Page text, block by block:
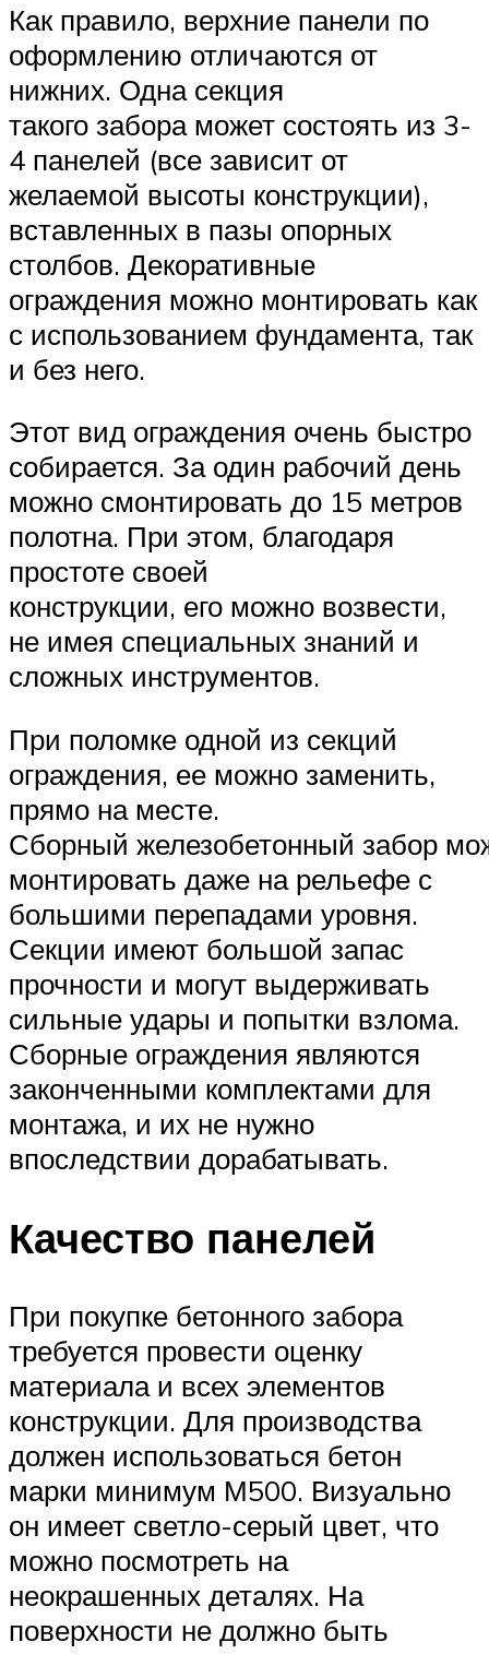
Как правило, верхние панели по
оформлению отличаются от
нижних. Одна секция
такого забора может состоять из 3-
4 панелей (все зависит от
желаемой высоты конструкции),
вставленных в пазы опорных
столбов. Декоративные
ограждения можно монтировать как
с использованием фундамента, так
и без него.
Этот вид ограждения очень быстро
собирается. За один рабочий день
можно смонтировать до 15 метров
полотна. При этом, благодаря
простоте своей
конструкции, его можно возвести,
не имея специальных знаний и
сложных инструментов.
При поломке одной из секций
ограждения, ее можно заменить,
прямо на месте.
Сборный железобетонный забор
монтировать даже на рельефе с
большими перепадами уровня.
Секции имеют большой запас
прочности и могут выдерживать
сильные удары и попытки взлома.
Сборные ограждения являются
законченными комплектами для
монтажа, и их не нужно
впоследствии дорабатывать.
Качество панелей
При покупке бетонного забора
требуется провести оценку
материала и всех элементов
конструкции. Для производства
должен использоваться бетон
марки минимум М500. Визуально
он имеет светло-серый цвет, что
можно посмотреть на
неокрашенных деталях. На
поверхности не должно быть